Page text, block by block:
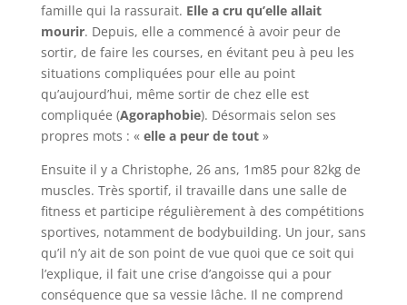
famille qui la rassurait. Elle a cru qu’elle allait
mourir. Depuis, elle a commencé à avoir peur de
sortir, de faire les courses, en évitant peu à peu les
situations compliquées pour elle au point
qu’aujourd’hui, même sortir de chez elle est
compliquée (Agoraphobie). Désormais selon ses
propres mots : « elle a peur de tout»
Ensuite il y a Christophe, 26 ans, 1m85 pour 82kg de
muscles. Très sportif, il travaille dans une salle de
fitness et participe régulièrement à des compétitions
sportives, notamment de bodybuilding. Un jour, sans
qu’il n’y ait de son point de vue quoi que ce soit qui
l’explique, il fait une crise d’angoisse qui a pour
conséquence que sa vessie lâche. Il ne comprend